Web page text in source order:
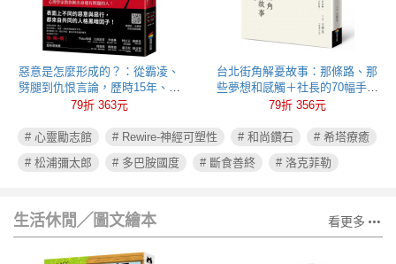
惡意是怎麼形成的？：從霸凌、
劈腿到仇恨言論，歷時15年、全
球超過250萬筆研究數據，心理學
79折 363元
台北街角解憂故事：那條路、那
些夢想和感觸＋社長的70幅手繪
插圖
79折 356元
# 心靈勵志館 # Rewire-神經可塑性 # 和尚鑽石
# 希塔療癒
# 松浦彌太郎
# 多巴胺國度 # 斷食善終 # 洛克菲勒
生活休閒╱圖文繪本 看更多